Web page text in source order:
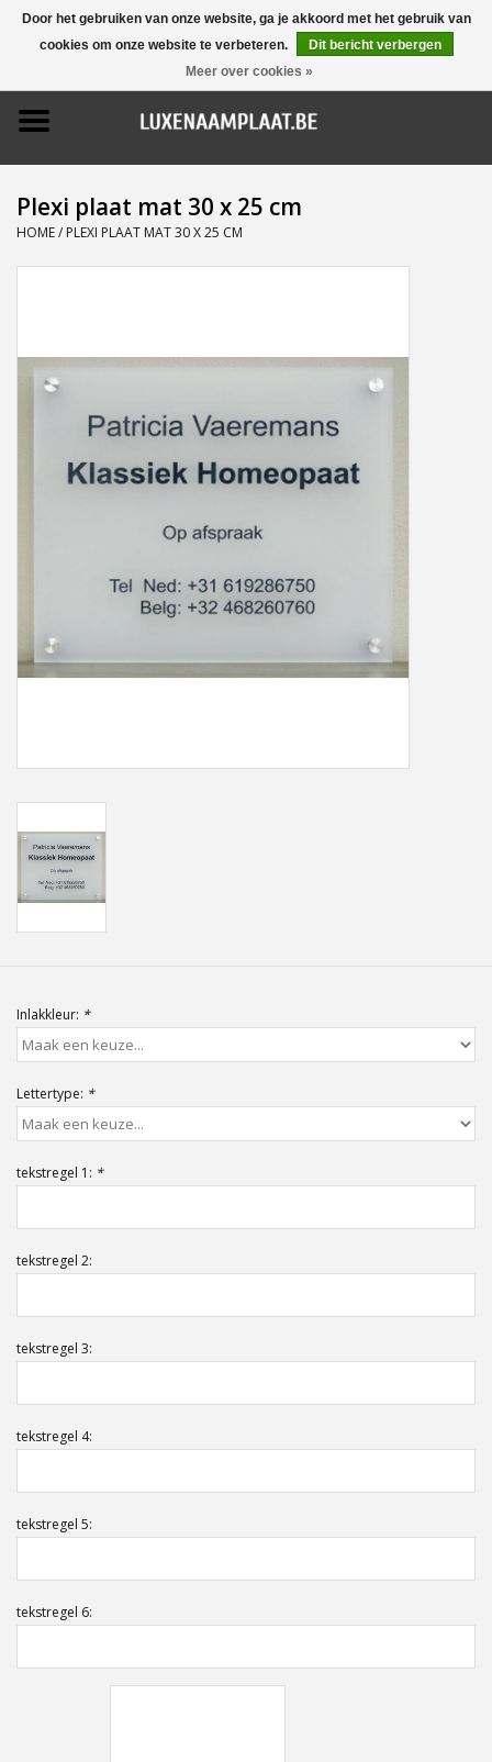
0 Artikelen - €0,00
Home
Promoties
Naamborden
Huisnummers
Pictogrammen
Brievenbussen
Bestelling op maat
Portfolio
kleuren en lettertypes
Plexi plaat mat 30 x 25 cm
HOME/ PLEXI PLAAT MAT 30 X 25 CM
Inlakkleur: *
Lettertype: *
tekstregel 1: *
tekstregel 2:
tekstregel 3:
tekstregel 4:
tekstregel 5:
tekstregel 6:
Door het gebruiken van onze website, ga je akkoord met het gebruik van
cookies om onze website te verbeteren.
Dit bericht verbergen
Meer over cookies »